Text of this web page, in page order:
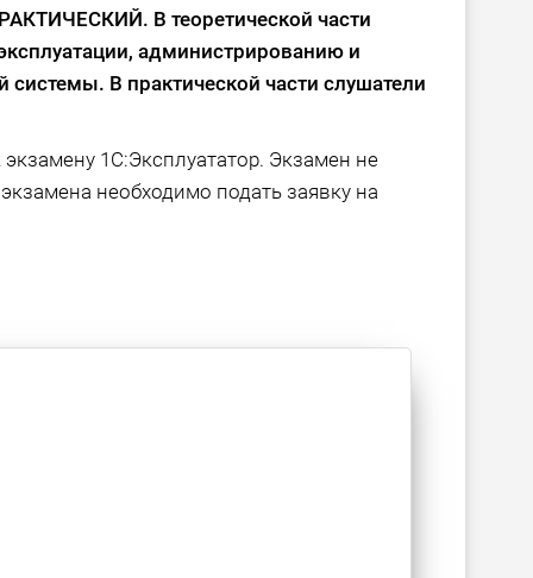
В теоретической части
администрированию и
В практической части слушатели
1C:Эксплуататор. Экзамен не
необходимо подать заявку на